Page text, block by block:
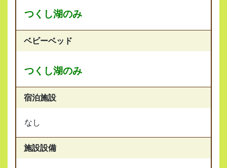
つくし湖のみ
ベビーベッド
つくし湖のみ
宿泊施設
なし
施設設備